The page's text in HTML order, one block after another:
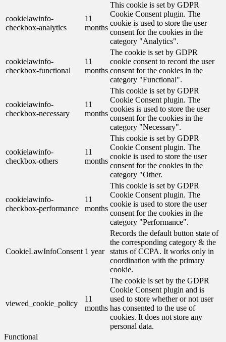
cookielawinfo-
checkbox-analytics
11
months
This cookie is set by GDPR
Cookie Consent plugin. The
cookie is used to store the user
consent for the cookies in the
category "Analytics".
cookielawinfo-
checkbox-functional
11
months
The cookie is set by GDPR
cookie consent to record the user
consent for the cookies in the
category "Functional".
cookielawinfo-
checkbox-necessary
11
months
This cookie is set by GDPR
Cookie Consent plugin. The
cookies is used to store the user
consent for the cookies in the
category "Necessary".
cookielawinfo-
checkbox-others
11
months
This cookie is set by GDPR
Cookie Consent plugin. The
cookie is used to store the user
consent for the cookies in the
category "Other.
cookielawinfo-
checkbox-performance
11
months
This cookie is set by GDPR
Cookie Consent plugin. The
cookie is used to store the user
consent for the cookies in the
category "Performance".
CookieLawInfoConsent 1 year
Records the default button state of
the corresponding category & the
status of CCPA. It works only in
coordination with the primary
cookie.
viewed_cookie_policy
11
months
The cookie is set by the GDPR
Cookie Consent plugin and is
used to store whether or not user
has consented to the use of
cookies. It does not store any
personal data.
Functional